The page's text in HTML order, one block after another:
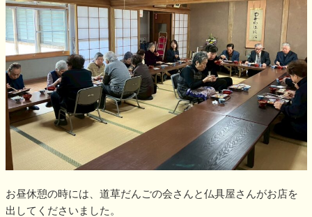
お昼休憩の時には、道草だんごの会さんと仏具屋さんがお店を
出してくださいました。